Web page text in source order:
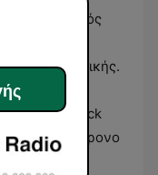
ραδιοφωνικός
οποίος
ροκ μουσικής.
φάσμα
τα blues-rock
έως το σύγχρονο
Η ροή του